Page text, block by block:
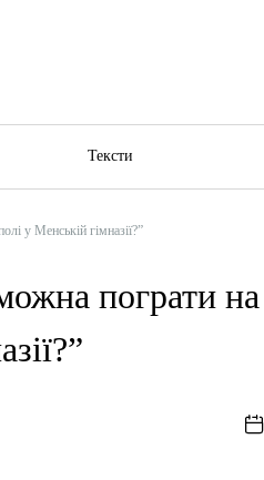
Тексти
Менській гімназії?”
пограти на